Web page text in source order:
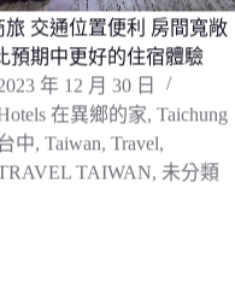
旅 交通位置便利 房間寬敞
預期中更好的住宿體驗
年 12 月 30 日
在異鄉的家 Taichung
台中 Taiwan Travel
TAIWAN 未分類